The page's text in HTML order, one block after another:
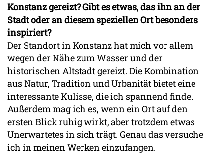
Konstanz gereizt? Gibt es etwas, das ihn an der
Stadt oder an diesem speziellen Ort besonders
inspiriert?
Der Standort in Konstanz hat mich vor allem
wegen der Nähe zum Wasser und der
historischen Altstadt gereizt. Die Kombination
aus Natur, Tradition und Urbanität bietet eine
interessante Kulisse, die ich spannend finde.
Außerdem mag ich es, wenn ein Ort auf den
ersten Blick ruhig wirkt, aber trotzdem etwas
Unerwartetes in sich trägt. Genau das versuche
ich in meinen Werken einzufangen.